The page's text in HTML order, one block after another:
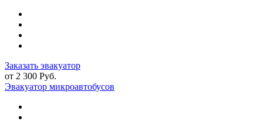
Заказать эвакуатор
от 2 300 Руб.
Эвакуатор микроавтобусов